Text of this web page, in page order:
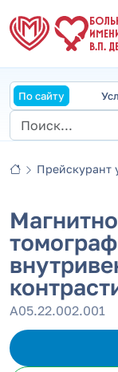
В.П.
По сайту
Прейскурант
А05.22.002.001